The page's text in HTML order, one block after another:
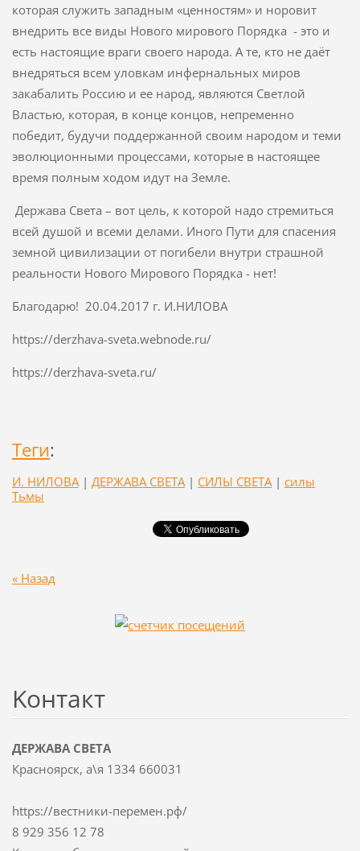
которая служить западным «ценностям» и норовит
внедрить все виды Нового мирового Порядка - это и
есть настоящие враги своего народа. А те, кто не даёт
внедряться всем уловкам инфернальных миров
закабалить Россию и ее народ, являются Светлой
Властью, которая, в конце концов, непременно
победит, будучи поддержанной своим народом и теми
эволюционными процессами, которые в настоящее
время полным ходом идут на Земле.
Держава Света – вот цель, к которой надо стремиться
всей душой и всеми делами. Иного Пути для спасения
земной цивилизации от погибели внутри страшной
реальности Нового Мирового Порядка - нет!
Благодарю! 20.04.2017 г. И.НИЛОВА
https://derzhava-sveta.webnode.ru/
https://derzhava-sveta.ru/
Теги:
И. НИЛОВА | ДЕРЖАВА СВЕТА | СИЛЫ СВЕТА | силы
Тьмы
« Назад
Koнтакт
ДЕРЖАВА СВЕТА
Красноярск, а\я 1334 660031
https://вестники-перемен.рф/
8 929 356 12 78